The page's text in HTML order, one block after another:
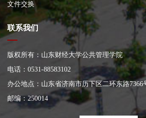
文件交换
联系我们
版权所有：山东财经大学公共管理学院
电话：0531-88583102
办公地点：山东省济南市历下区二环东路7366
邮编：250014